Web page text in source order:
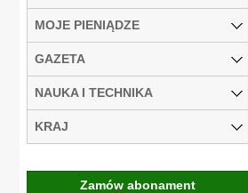
MOJE PIENIĄDZE
GAZETA
NAUKA I TECHNIKA
KRAJ
Zamów abonament